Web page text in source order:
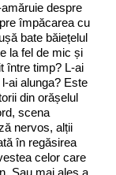
despre
împăcarea cu
bate băiețelul
la fel de mic și
între timp? L-ai
ai alunga? Este
din orășelul
scena
nervos, alții
în regăsirea
celor care